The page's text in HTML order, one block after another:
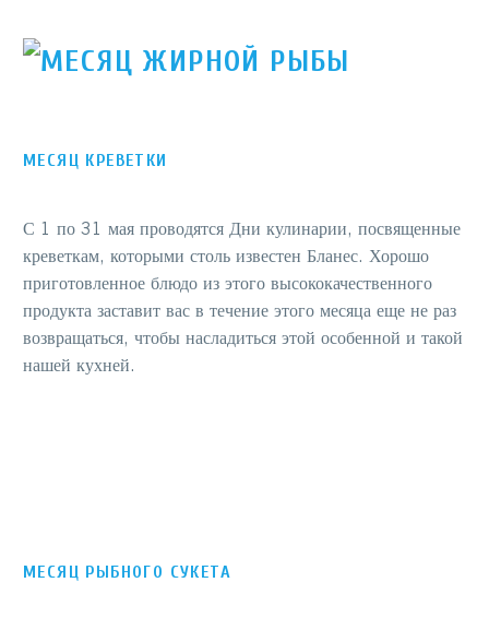
МЕСЯЦ КРЕВЕТКИ
С 1 по 31 мая проводятся Дни кулинарии, посвященные
креветкам, которыми столь известен Бланес. Хорошо
приготовленное блюдо из этого высококачественного
продукта заставит вас в течение этого месяца еще не раз
возвращаться, чтобы насладиться этой особенной и такой
нашей кухней.
МЕСЯЦ РЫБНОГО СУКЕТА